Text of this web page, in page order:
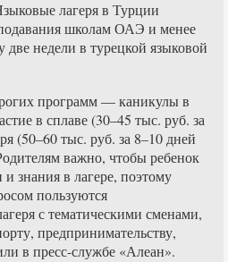
лагеря в Турции
школам ОАЭ и менее
недели в турецкой языковой
программ — каникулы в
в сплаве (30–45 тыс. руб. за
(50–60 тыс. руб. за 8–10 дней
важно, чтобы ребенок
знания в лагере, поэтому
пользуются
с тематическими сменами,
предпринимательству,
в пресс-службе «Алеан».